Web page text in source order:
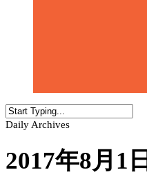
Daily Archives
2017年8月1日